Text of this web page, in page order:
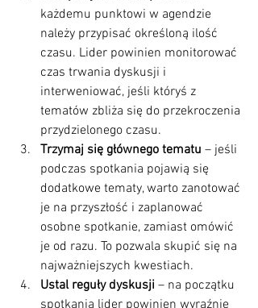
każdemu punktowi w agendzie
należy przypisać określoną ilość
czasu. Lider powinien monitorować
czas trwania dyskusji i
interweniować, jeśli któryś z
tematów zbliża się do przekroczenia
przydzielonego czasu.
Trzymaj się głównego tematu – jeśli
podczas spotkania pojawią się
dodatkowe tematy, warto zanotować
je na przyszłość i zaplanować
osobne spotkanie, zamiast omówić
je od razu. To pozwala skupić się na
najważniejszych kwestiach.
Ustal reguły dyskusji – na początku
spotkania lider powinien wyraźnie